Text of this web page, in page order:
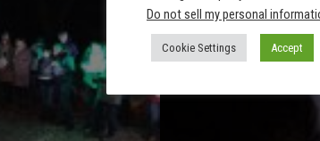
Do not sell my personal
Cookie Settings Accept